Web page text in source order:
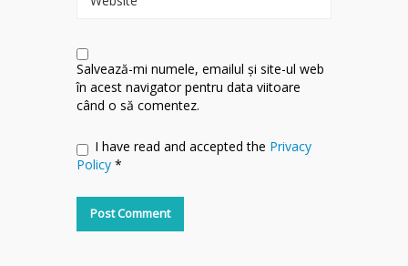
Salvează-mi numele, emailul și site-ul web
în acest navigator pentru data viitoare
când o să comentez.
I have read and accepted the Privacy
Policy *